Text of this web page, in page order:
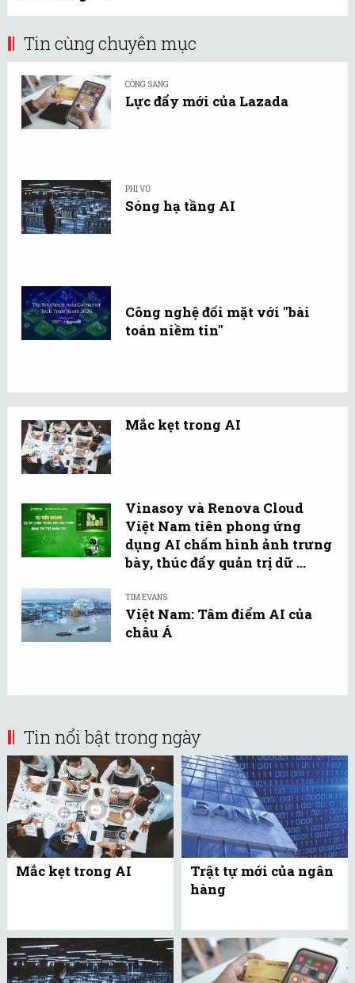
Tin cùng chuyên mục
CÔNG SANG
Lực đẩy mới của Lazada
PHI VŨ
Sóng hạ tầng AI
Công nghệ đối mặt với "bài
toán niềm tin"
Mắc kẹt trong AI
Vinasoy và Renova Cloud
Việt Nam tiên phong ứng
dụng AI chấm hình ảnh trưng
bày, thúc đẩy quản trị dữ ...
TIM EVANS
Việt Nam: Tâm điểm AI của
châu Á
Tin nổi bật trong ngày
Mắc kẹt trong AI
Trật tự mới của ngân
hàng